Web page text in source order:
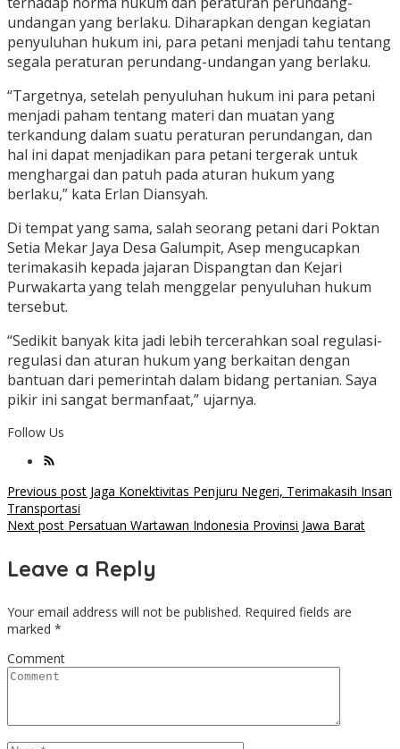
undangan yang berlaku. Diharapkan dengan kegiatan
penyuluhan hukum ini, para petani menjadi tahu tentang
segala peraturan perundang-undangan yang berlaku.
“Targetnya, setelah penyuluhan hukum ini para petani
menjadi paham tentang materi dan muatan yang
terkandung dalam suatu peraturan perundangan, dan
hal ini dapat menjadikan para petani tergerak untuk
menghargai dan patuh pada aturan hukum yang
berlaku,” kata Erlan Diansyah.
Di tempat yang sama, salah seorang petani dari Poktan
Setia Mekar Jaya Desa Galumpit, Asep mengucapkan
terimakasih kepada jajaran Dispangtan dan Kejari
Purwakarta yang telah menggelar penyuluhan hukum
tersebut.
“Sedikit banyak kita jadi lebih tercerahkan soal regulasi-
regulasi dan aturan hukum yang berkaitan dengan
bantuan dari pemerintah dalam bidang pertanian. Saya
pikir ini sangat bermanfaat,” ujarnya.
Follow Us
Post
navigation
Previous post Jaga Konektivitas Penjuru Negeri, Terimakasih Insan
Transportasi
Next post Persatuan Wartawan Indonesia Provinsi Jawa Barat
Leave a Reply
Your email address will not be published. Required fields are
marked *
Comment